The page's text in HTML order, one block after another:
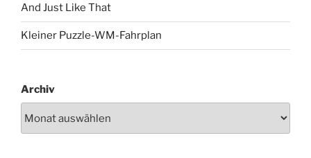
And Just Like That
Kleiner Puzzle-WM-Fahrplan
Archiv